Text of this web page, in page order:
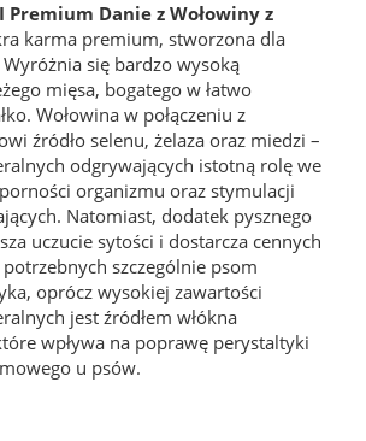
Premium Danie z Wołowiny z
karma premium, stworzona dla
się bardzo wysoką
mięsa, bogatego w łatwo
Wołowina w połączeniu z
źródło selenu, żelaza oraz miedzi –
odgrywających istotną rolę we
organizmu oraz stymulacji
Natomiast, dodatek pysznego
uczucie sytości i dostarcza cennych
szczególnie psom
oprócz wysokiej zawartości
jest źródłem włókna
wpływa na poprawę perystaltyki
u psów.